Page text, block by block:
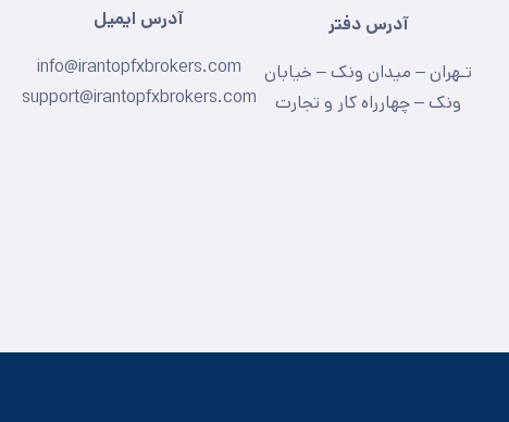
آدرس دفتر
تـهران – میدان ونک – خیابان
ونک – چهارراه کار و تجارت
آدرس ایمیل
info@irantopfxbrokers.com
support@irantopfxbrokers.com